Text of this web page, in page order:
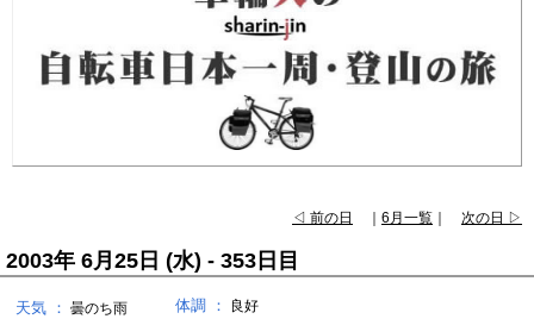
◁ 前の日 6月一覧 次の日 ▷
2003年 6月25日 (水) - 353日目
天気 ： 曇のち雨 体調 ： 良好